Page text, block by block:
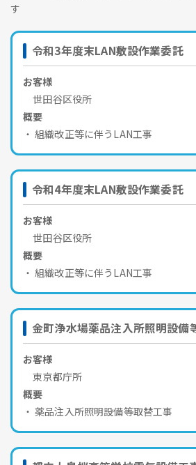
す
令和3年度末LAN敷設作業委託
お客様
世田谷区役所
概要
組織改正等に伴うLAN工事
令和4年度末LAN敷設作業委託
お客様
世田谷区役所
概要
組織改正等に伴うLAN工事
金町浄水場薬品注入所照明設備
お客様
東京都庁所
概要
薬品注入所照明設備等取替工事